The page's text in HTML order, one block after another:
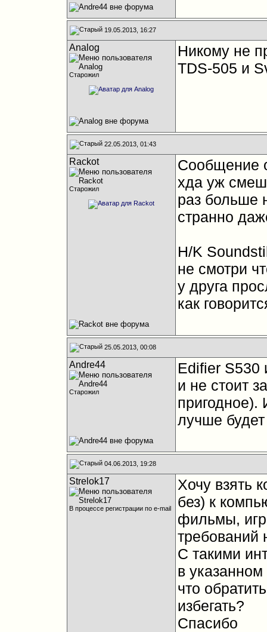
19.05.2013, 16:27
Analog
Старожил
Никому не
TDS-505 и
22.05.2013, 01:43
Rackot
Старожил
Сообщение
хда уж
раз больше
странно
H/K
не смотри
у друга
как
25.05.2013, 00:08
Andre44
Старожил
Edifier S530
и не стоит
пригодное).
лучше
04.06.2013, 19:28
Strelok17
В процессе регистрации по e-mail
Хочу взять
без) к
фильмы,
требований
С такими
в
что
избегать?
Спасибо